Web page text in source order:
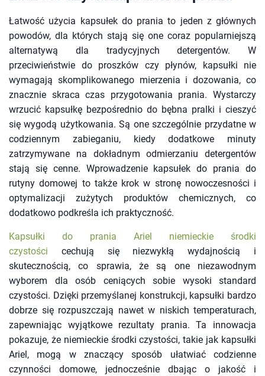
Łatwość użycia kapsułek do prania to jeden z głównych
powodów, dla których stają się one coraz popularniejszą
alternatywą dla tradycyjnych detergentów. W
przeciwieństwie do proszków czy płynów, kapsułki nie
wymagają skomplikowanego mierzenia i dozowania, co
znacznie skraca czas przygotowania prania. Wystarczy
wrzucić kapsułkę bezpośrednio do bębna pralki i cieszyć
się wygodą użytkowania. Są one szczególnie przydatne w
codziennym zabieganiu, kiedy dodatkowe minuty
zatrzymywane na dokładnym odmierzaniu detergentów
stają się cenne. Wprowadzenie kapsułek do prania do
rutyny domowej to także krok w stronę nowoczesności i
optymalizacji zużytych produktów chemicznych, co
dodatkowo podkreśla ich praktyczność.
Kapsułki do prania Ariel niemieckie środki
czystości cechują się niezwykłą wydajnością i
skutecznością, co sprawia, że są one niezawodnym
wyborem dla osób ceniących sobie wysoki standard
czystości. Dzięki przemyślanej konstrukcji, kapsułki bardzo
dobrze się rozpuszczają nawet w niskich temperaturach,
zapewniając wyjątkowe rezultaty prania. Ta innowacja
pokazuje, że niemieckie środki czystości, takie jak kapsułki
Ariel, mogą w znaczący sposób ułatwiać codzienne
czynności domowe, jednocześnie dbając o jakość i